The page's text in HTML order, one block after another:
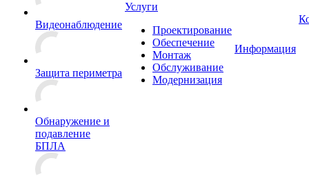
Видеонаблюдение
Защита периметра
Обнаружение и
подавление
БПЛА
Услуги
Проектирование
Обеспечение
Монтаж
Обслуживание
Модернизация
Информация